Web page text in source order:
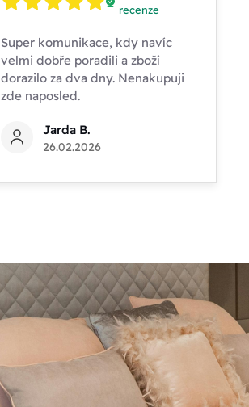
recenze
Super komunikace, kdy navíc
velmi dobře poradili a zboží
dorazilo za dva dny. Nenakupuji
zde naposled.
Jarda B.
26.02.2026